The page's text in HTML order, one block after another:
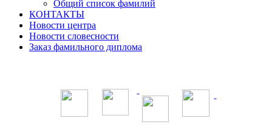
Общий список фамилий
КОНТАКТЫ
Новости центра
Новости словесности
Заказ фамильного диплома